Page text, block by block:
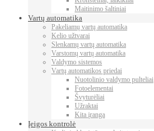
Maitinimo šaltiniai
Vartų automatika
Pakeliamų vartų automatika
Kelio užtvarai
Slenkamų vartų automatika
Varstomų vartų automatika
Valdymo sistemos
Vartų automatikos priedai
Nuotolinio valdymo pulteliai
Fotoelementai
Švyturėliai
Užraktai
Kita įranga
Įeigos kontrolė